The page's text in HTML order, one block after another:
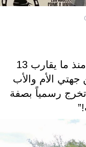
“اليوم، حققت ما كنت أحلم به منذ ما يقارب 13
الأم والأب
رسمياً بصفة